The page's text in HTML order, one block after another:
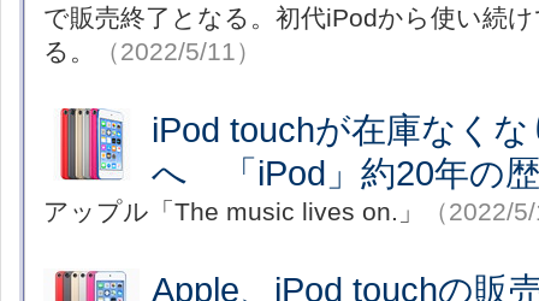
で販売終了となる。初代iPodから使い続
る。
（2022/5/11）
iPod touchが在庫なく
へ 「iPod」約20年の
アップル「The music lives on.」 （2022/
Apple、iPod touchの